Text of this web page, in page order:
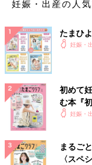
妊娠・出産の人
たまひ
妊娠・
初めて
む本『
妊娠・
まるご
〈スペ